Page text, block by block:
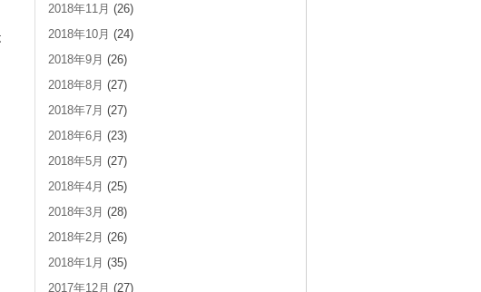
2018年11月 (26)
2018年10月 (24)
2018年9月 (26)
2018年8月 (27)
2018年7月 (27)
2018年6月 (23)
2018年5月 (27)
2018年4月 (25)
2018年3月 (28)
2018年2月 (26)
2018年1月 (35)
2017年12月 (27)